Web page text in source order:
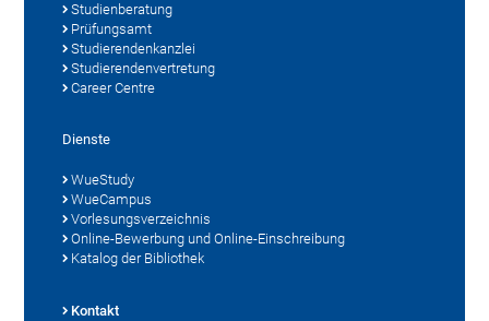
Studienberatung
Prüfungsamt
Studierendenkanzlei
Studierendenvertretung
Career Centre
Dienste
WueStudy
WueCampus
Vorlesungsverzeichnis
Online-Bewerbung und Online-Einschreibung
Katalog der Bibliothek
Kontakt